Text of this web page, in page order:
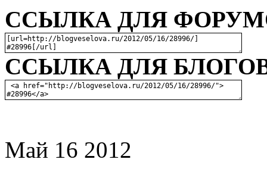
ССЫЛКА ДЛЯ
ССЫЛКА ДЛЯ БЛОГОВ
Май 16 2012